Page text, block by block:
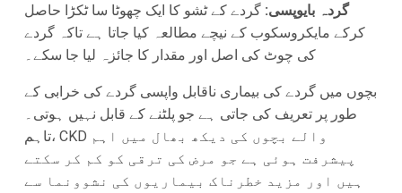
گردہ بایوپسی: گردے کے ٹشو کا ایک چھوٹا سا ٹکڑا حاصل
کرکے مایکروسکوب کے نیچے مطالعہ کیا جاتا ہے تاکہ گردے
کی چوٹ کی اصل اور مقدار کا جائزہ لیا جا سکے۔
بچوں میں گردے کی بیماری ناقابل واپسی گردے کی خرابی کے
طور پر تعریف کی جاتی ہے جو پلٹنے کے قابل نہیں ہوتی۔
تاہم، CKD والے بچوں کی دیکھ بھال میں اہم
پیشرفت ہوئی ہے جو مرض کی ترقی کو کم کر سکتے
ہیں اور مزید خطرناک بیماریوں کی نشوونما سے